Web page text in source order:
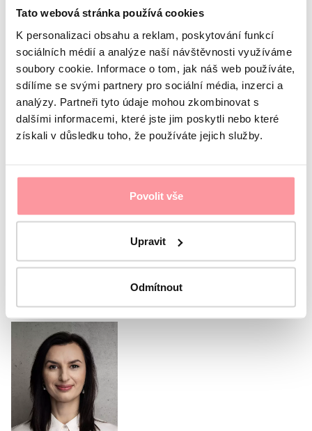
Tato webová stránka používá cookies
K personalizaci obsahu a reklam, poskytování funkcí
sociálních médií a analýze naší návštěvnosti využíváme
soubory cookie. Informace o tom, jak náš web používáte,
sdílíme se svými partnery pro sociální média, inzerci a
analýzy. Partneři tyto údaje mohou zkombinovat s
dalšími informacemi, které jste jim poskytli nebo které
získali v důsledku toho, že používáte jejich služby.
Povolit vše
Upravit
Odmítnout
Orice comunicare este cât se poate de discretă, nu vă
fie teamă să ne întrebați nimic
Toate comunicările sunt criptate folosind SSL și
sunt guvernate de politica noastră de confidențialitate
Politica de Confidențialitate
Formularul nu poate fi trimis fără acordul
Trimite
Sau sunați coordonatorul